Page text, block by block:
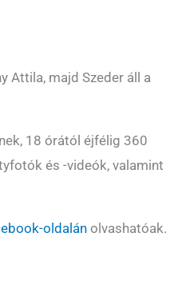
Attila, majd Szeder áll a
18 órától éjfélig 360
és -videók, valamint
oldalán olvashatóak.